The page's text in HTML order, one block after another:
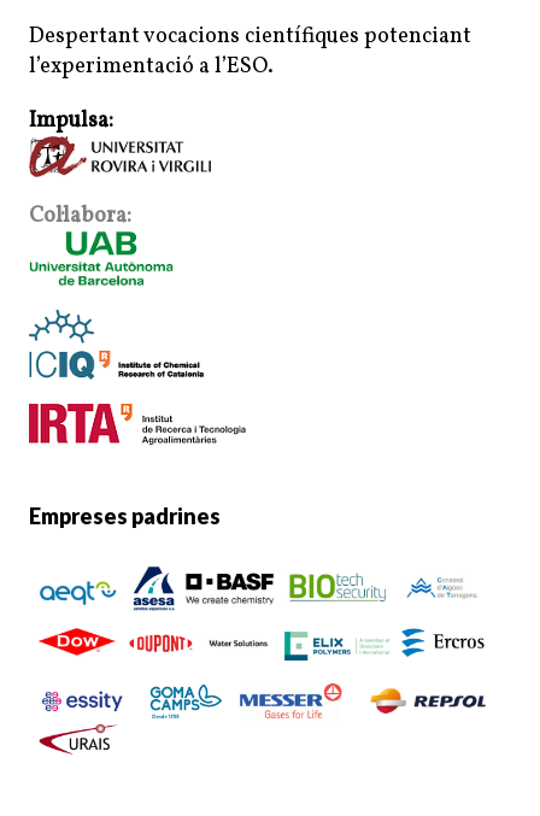
Despertant vocacions científiques potenciant
l’experimentació a l’ESO.
Impulsa:
Col·labora:
Empreses padrines